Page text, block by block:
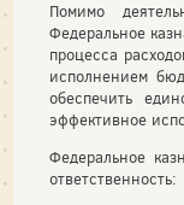
Помимо
Федеральное
процесса
исполнением
обеспечить
эффективное
Федеральное
ответственность: